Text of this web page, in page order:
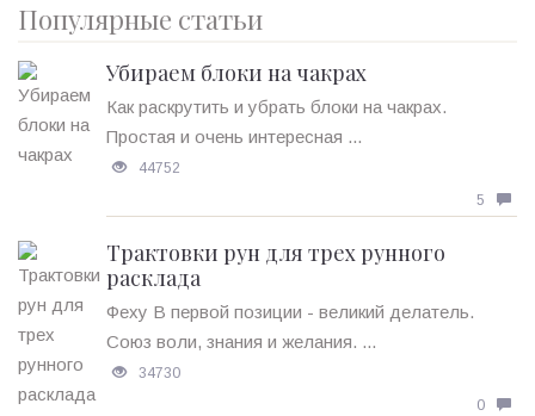
Популярные статьи
Убираем блоки на чакрах
Как раскрутить и убрать блоки на чакрах.
Простая и очень интересная ...
44752
5
Трактовки рун для трех рунного
расклада
Феху В первой позиции - великий делатель.
Союз воли, знания и желания. ...
34730
0